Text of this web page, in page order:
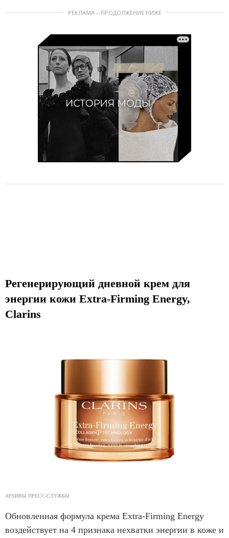
РЕКЛАМА – ПРОДОЛЖЕНИЕ НИЖЕ
Регенерирующий дневной крем для
энергии кожи Extra-Firming Energy,
Сlarins
АРХИВЫ ПРЕСС-СЛУЖБЫ
Обновленная формула крема Extra-Firming Energy
воздействует на 4 признака нехватки энергии в коже и